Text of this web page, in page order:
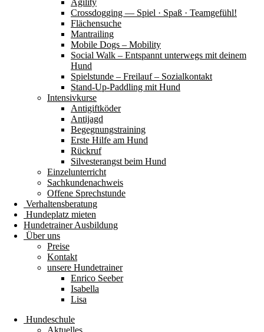
Agility
Crossdogging — Spiel · Spaß · Teamgefühl!
Flächensuche
Mantrailing
Mobile Dogs – Mobility
Social Walk – Entspannt unterwegs mit deinem
Hund
Spielstunde – Freilauf – Sozialkontakt
Stand-Up-Paddling mit Hund
Intensivkurse
Antigiftköder
Antijagd
Begegnungstraining
Erste Hilfe am Hund
Rückruf
Silvesterangst beim Hund
Einzelunterricht
Sachkundenachweis
Offene Sprechstunde
Verhaltensberatung
Hundeplatz mieten
Hundetrainer Ausbildung
Über uns
Preise
Kontakt
unsere Hundetrainer
Enrico Seeber
Isabella
Lisa
Hundeschule
Aktuelles